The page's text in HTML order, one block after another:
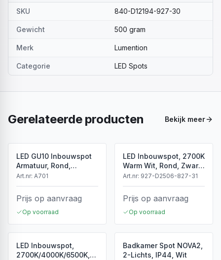
SKU 840-D12194-927-30
Gewicht 500 gram
Merk Lumention
Categorie LED Spots
Gerelateerde producten Bekijk meer
LED GU10 Inbouwspot
Armatuur, Rond,
Kantelbaar, IP20, Wit
Art.nr: A701
Prijs op aanvraag
Op voorraad
LED Inbouwspot, 2700K
Warm Wit, Rond, Zwart,
Dimbaar, IP44
Art.nr: 927-D2506-827-31
Prijs op aanvraag
Op voorraad
LED Inbouwspot,
2700K/4000K/6500K,
Badkamer Spot NOVA2,
2-Lichts, IP44, Wit